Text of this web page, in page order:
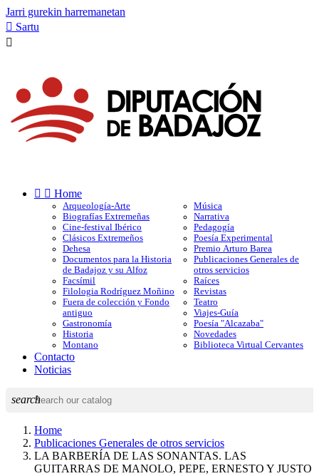
Jarri gurekin harremanetan
 Sartu

  Home
Arqueología-Arte
Biografías Extremeñas
Cine-festival Ibérico
Clásicos Extremeños
Dehesa
Documentos para la Historia
de Badajoz y su Alfoz
Facsímil
Filologia Rodríguez Moñino
Fuera de colección y Fondo
antiguo
Gastronomía
Historia
Montano
Música
Narrativa
Pedagogía
Poesía Experimental
Premio Arturo Barea
Publicaciones Generales de
otros servicios
Raíces
Revistas
Teatro
Viajes-Guía
Poesía "Alcazaba"
Novedades
Biblioteca Virtual Cervantes
Contacto
Noticias
search
Home
Publicaciones Generales de otros servicios
LA BARBERÍA DE LAS SONANTAS. LAS
GUITARRAS DE MANOLO, PEPE, ERNESTO Y JUSTO